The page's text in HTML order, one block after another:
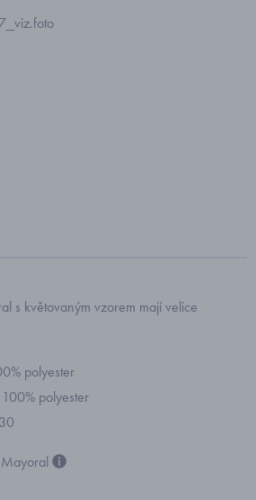
s květovaným vzorem mají velice
polyester
polyester
Mayoral